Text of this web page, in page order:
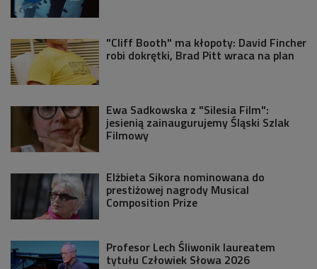
"Cliff Booth" ma kłopoty: David Fincher
robi dokrętki, Brad Pitt wraca na plan
Ewa Sadkowska z "Silesia Film":
jesienią zainaugurujemy Śląski Szlak
Filmowy
Elżbieta Sikora nominowana do
prestiżowej nagrody Musical
Composition Prize
Profesor Lech Śliwonik laureatem
tytułu Człowiek Słowa 2026